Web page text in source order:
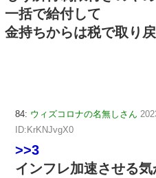
一括で給付して
金持ちからは税で取り
84: ウィズコロナの名無しさん
ID:KrKNJvgX0
>>3
インフレ加速させる気